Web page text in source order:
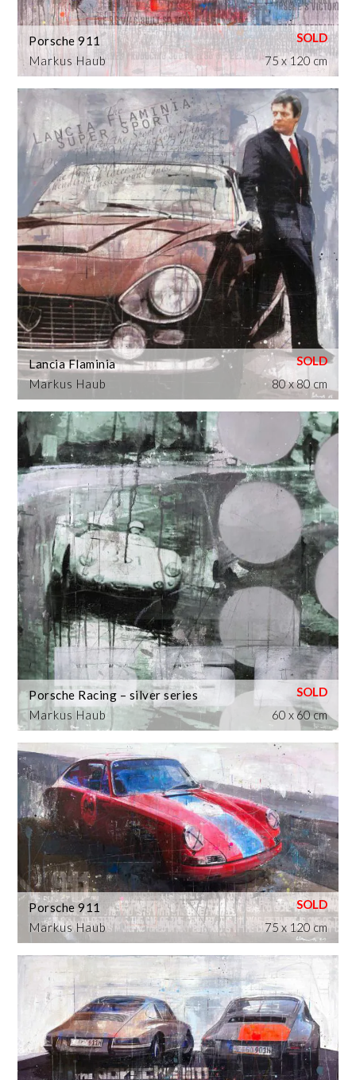
Markus Haub
Porsche 911
75 x 120 cm
Markus Haub
Lancia Flaminia
80 x 80 cm
Markus Haub
Porsche Racing – silver series
60 x 60 cm
Markus Haub
Porsche 911
75 x 120 cm